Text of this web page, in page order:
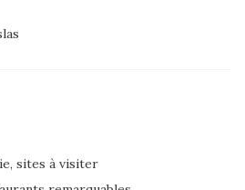
sites à visiter